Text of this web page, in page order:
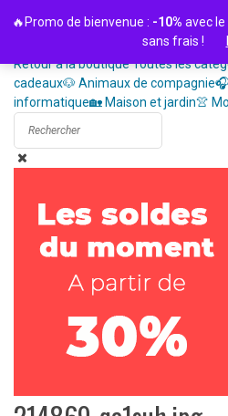
Retour à la boutiqueToutes les
cadeaux🐶 Animaux de compagnie
informatique🏡 Maison et jardin👚
🔥Promo de bienvenue : -10% avec le
sans frais !